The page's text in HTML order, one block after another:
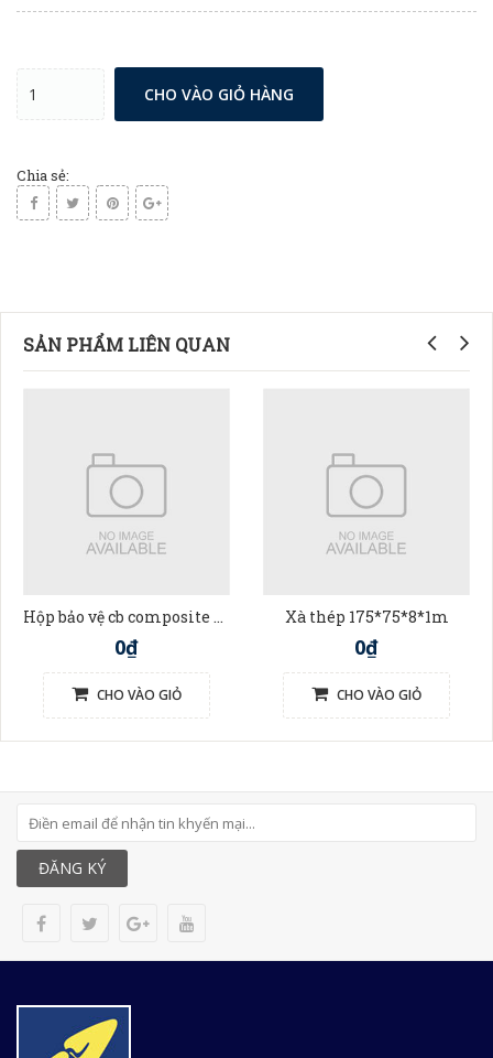
CHO VÀO GIỎ HÀNG
Chia sẻ:
SẢN PHẨM LIÊN QUAN
Hộp bảo vệ cb composite 30*23*12
0₫
CHO VÀO GIỎ
Xà thép 175*75*8*1m
0₫
CHO VÀO GIỎ
ĐĂNG KÝ